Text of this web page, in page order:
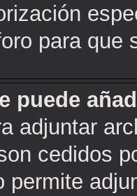
para que
puede
adjuntar
cedidos
permite